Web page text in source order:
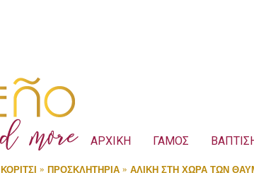
ΑΡΧΙΚΗ ΓΑΜΟΣ
ΚΟΡΙΤΣΙ ΠΡΟΣΚΛΗΤΗΡΙΑ ΑΛΙΚΗ ΣΤΗ ΧΩΡΑ ΤΩΝ